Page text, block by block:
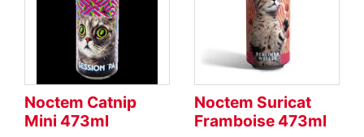
Noctem Catnip
Mini 473ml
Noctem Suricat
Framboise 473ml